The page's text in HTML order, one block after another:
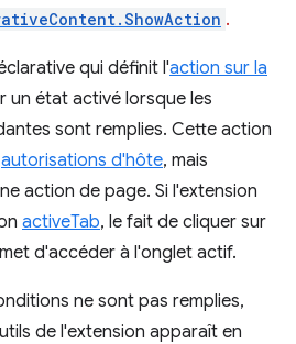
.
qui définit l'action sur la
un état activé lorsque les
sont remplies. Cette action
autorisations d'hôte, mais
action de page. Si l'extension
activeTab, le fait de cliquer sur
d'accéder à l'onglet actif.
ne sont pas remplies,
de l'extension apparaît en